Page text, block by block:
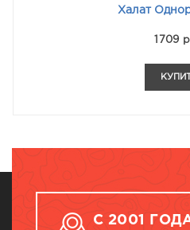
Халат
1709
С 2001